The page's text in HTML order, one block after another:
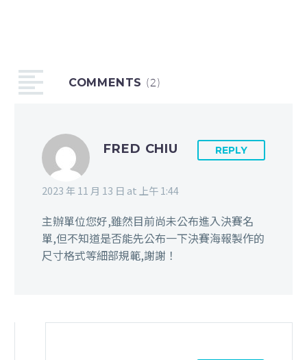
COMMENTS (2)
FRED CHIU
2023 年 11 月 13 日 at 上午 1:44
REPLY
主辦單位您好,雖然目前尚未公布進入決賽名
單,但不知道是否能先公布一下決賽海報製作的
尺寸格式等細部規範,謝謝！